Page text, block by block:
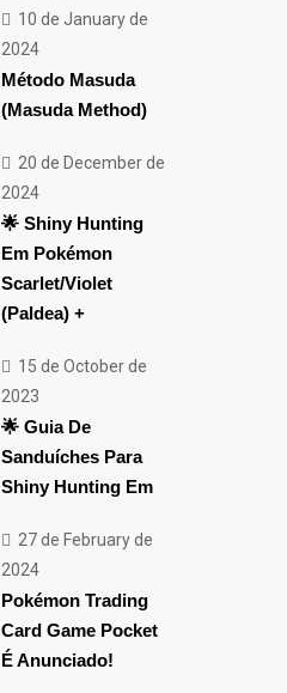
10 de January de
2024
Método Masuda
(Masuda Method)
20 de December de
2024
🌟 Shiny Hunting
Em Pokémon
Scarlet/Violet
(Paldea) +
15 de October de
2023
🌟 Guia De
Sanduíches Para
Shiny Hunting Em
27 de February de
2024
Pokémon Trading
Card Game Pocket
É Anunciado!